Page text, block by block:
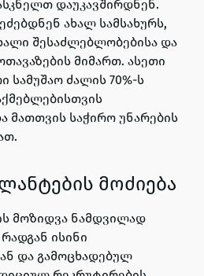
დაუკავშირდნენ.
ახალ სამსახურს,
შესაძლებლობებისა და
მიმართ. ასეთი
ძალის 70%-ს
მათთვის საჭირო უნარების
მოძიება
მოზიდვა ნამდვილად
ისინი
და გამოცხადებულ